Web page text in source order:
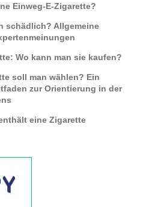
Einweg-E-Zigarette?
schädlich? Allgemeine
Wo kann man sie kaufen?
soll man wählen? Ein
zur Orientierung in der
eine Zigarette